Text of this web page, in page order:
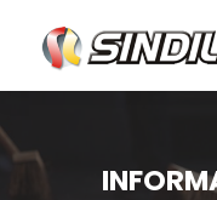
conteúdo